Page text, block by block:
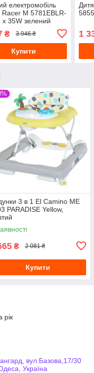
електромобіль
Racer M 5781EBLR-
x 35W зелений
₴ 3 946 ₴
Купити
1
3 в 1 El Camino ME
PARADISE Yellow,
₴ 2 081 ₴
Купити
рік
вул.Базова,17/30
Україна